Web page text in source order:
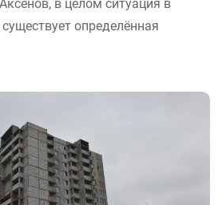
в целом ситуация в
определённая